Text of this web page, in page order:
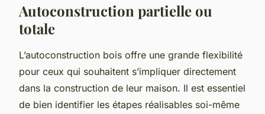
Autoconstruction partielle ou
totale
L’autoconstruction bois offre une grande flexibilité
pour ceux qui souhaitent s’impliquer directement
dans la construction de leur maison. Il est essentiel
de bien identifier les étapes réalisables soi-même